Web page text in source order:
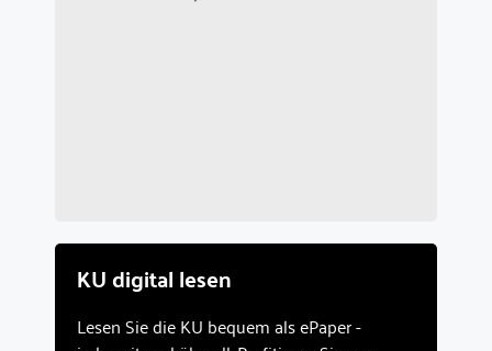
KU digital lesen
Lesen Sie die KU bequem als ePaper -